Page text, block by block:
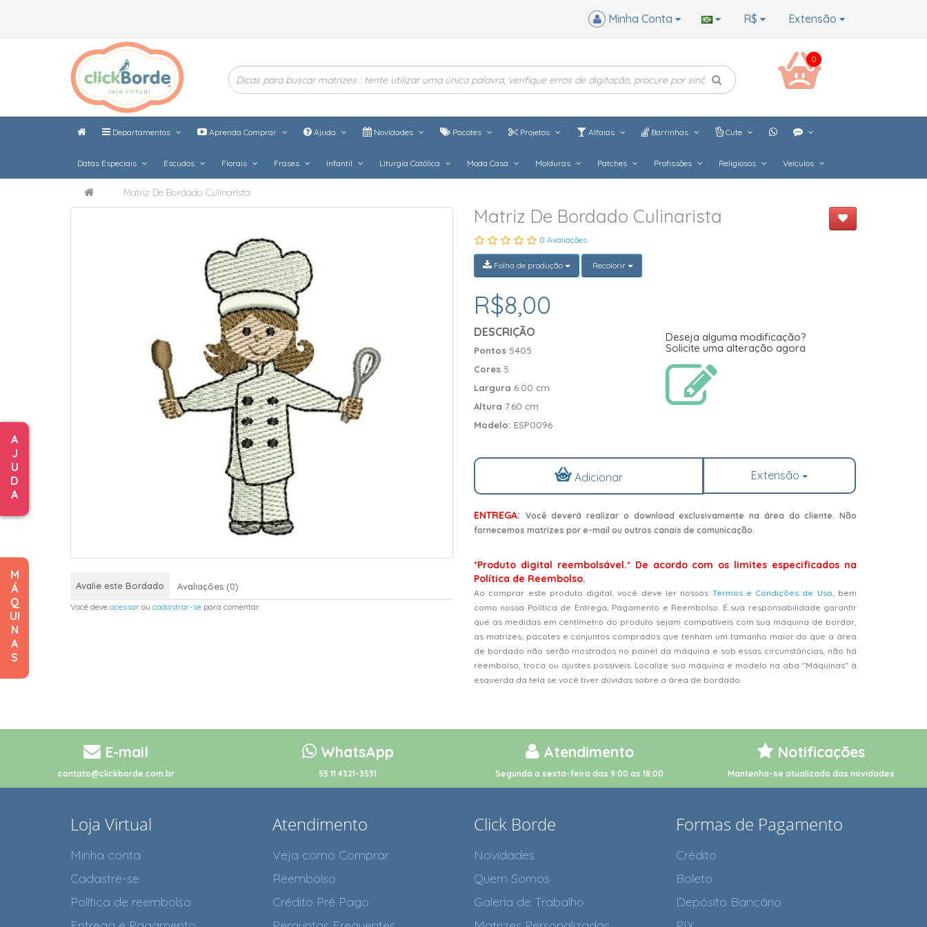
A
J
U
D
A
M
Á
Q
UI
N
A
S
Extensão
R$
Minha Conta
0
Departamentos Aprenda Comprar Ajuda Novidades Pacotes Projetos Alfaias Barrinhas Cute
Datas Especiais Escudos Florais Frases Infantil Liturgia Católica Moda Casa Molduras Patches Profissões Religiosos Veículos
Matriz De Bordado Culinarista
Avalie este Bordado Avaliações (0)
Você deve acessar ou cadastrar-se para comentar.
Matriz De Bordado Culinarista
0 Avaliações
Folha de produção Recolorir
R$8,00
DESCRIÇÃO
Pontos 5405
Cores 5
Largura 6.00 cm
Altura 7.60 cm
Modelo: ESP0096
Deseja alguma modificação?
Solicite uma alteração agora
Adicionar Extensão
ENTREGA: Você deverá realizar o download exclusivamente na área do cliente. Não
fornecemos matrizes por e-mail ou outros canais de comunicação.
*Produto digital reembolsável.* De acordo com os limites especificados na
Política de Reembolso.
Ao comprar este produto digital, você deve ler nossos Termos e Condições de Uso , bem
como nossa Política de Entrega, Pagamento e Reembolso. É sua responsabilidade garantir
que as medidas em centímetro do produto sejam compatíveis com sua máquina de bordar,
as matrizes, pacotes e conjuntos comprados que tenham um tamanho maior do que a área
de bordado não serão mostrados no painel da máquina e sob essas circunstâncias, não há
reembolso, troca ou ajustes possíveis. Localize sua máquina e modelo na aba "Máquinas" à
esquerda da tela se você tiver dúvidas sobre a área de bordado.
E-mail
contato@clickborde.com.br
WhatsApp
55 11 4321-3531
Atendimento
Segunda a sexta-feira das 9:00 as 18:00
Notificações
Mantenha-se atualizado das novidades
Loja Virtual
Minha conta
Cadastre-se
Política de reembolso
Atendimento
Veja como Comprar
Reembolso
Crédito Pré Pago
Click Borde
Novidades
Quem Somos
Galeria de Trabalho
Formas de Pagamento
Crédito
Boleto
Depósito Bancário